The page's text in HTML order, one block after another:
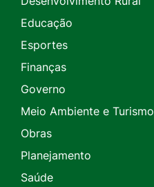
Educação
Esportes
Finanças
Governo
Meio Ambiente e Turismo
Obras
Planejamento
Saúde